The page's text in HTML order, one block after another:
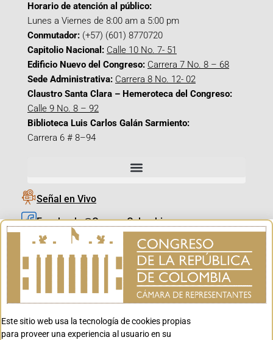
Horario de atención al público:
Lunes a Viernes de 8:00 am a 5:00 pm
Conmutador: (+57) (601) 8770720
Capitolio Nacional: Calle 10 No. 7- 51
Edificio Nuevo del Congreso: Carrera 7 No. 8 – 68
Sede Administrativa: Carrera 8 No. 12- 02
Claustro Santa Clara – Hemeroteca del Congreso:
Calle 9 No. 8 – 92
Biblioteca Luis Carlos Galán Sarmiento:
Carrera 6 # 8–94
Señal en Vivo
Facebook_@CamaraColombia
Instagram_@CamaraColombia
X_@CamaraColombia
Youtube_@CamaraColombia
Youtube_@CanalCongreso
Este sitio web usa la tecnología de cookies propias
para proveer una experiencia al usuario en su